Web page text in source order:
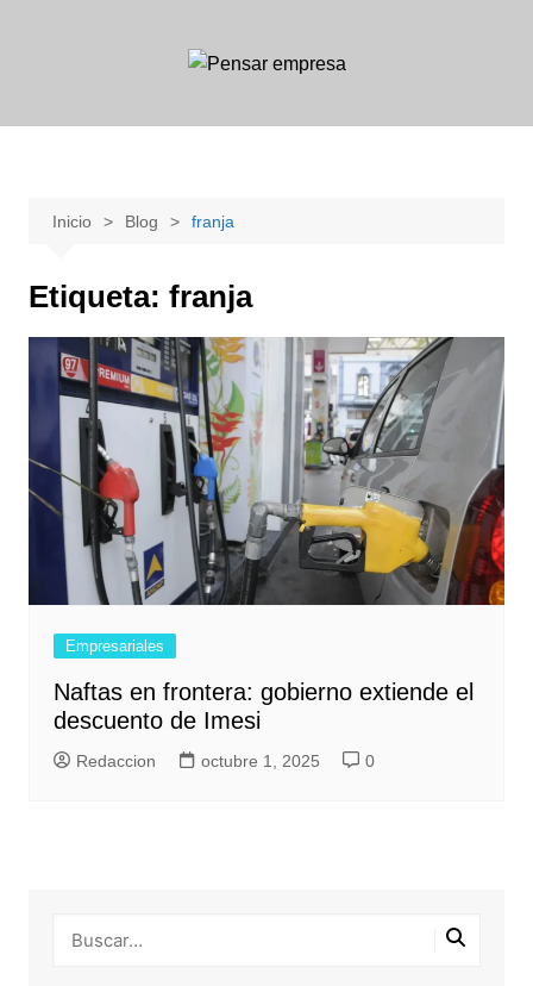
Inicio Blog franja
Etiqueta: franja
Empresariales
Naftas en frontera: gobierno extiende el
descuento de Imesi
Redaccion octubre 1, 2025 0